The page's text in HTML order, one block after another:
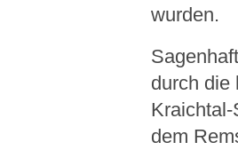
wurden.
durch die
dem